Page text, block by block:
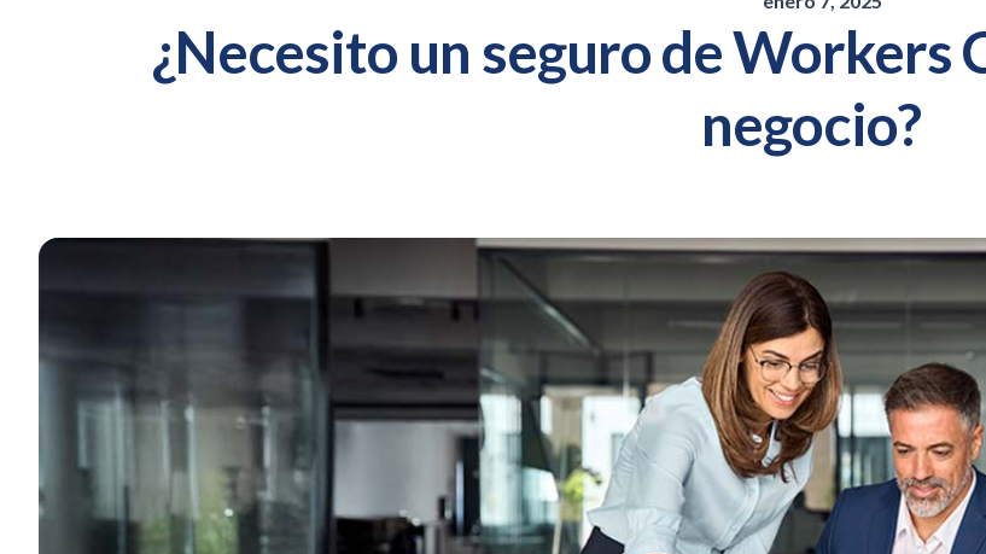
¿Necesito un seguro de Workers
negocio?